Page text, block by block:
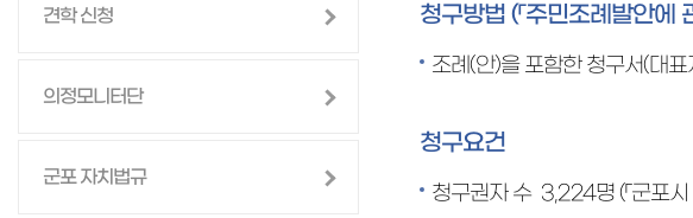
견학 신청
의정모니터단
군포 자치법규
청구방법 (「주민조례발안에
조례(안)을 포함한 청구서(대
청구요건
청구권자 수 3,224명(「군포